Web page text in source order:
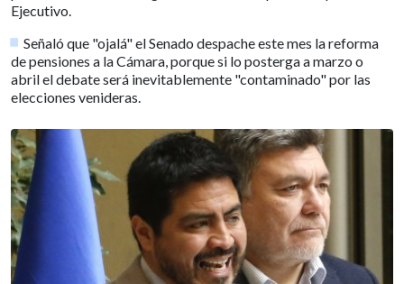
Ejecutivo.
Señaló que "ojalá" el Senado despache este mes la reforma
de pensiones a la Cámara, porque si lo posterga a marzo o
abril el debate será inevitablemente "contaminado" por las
elecciones venideras.